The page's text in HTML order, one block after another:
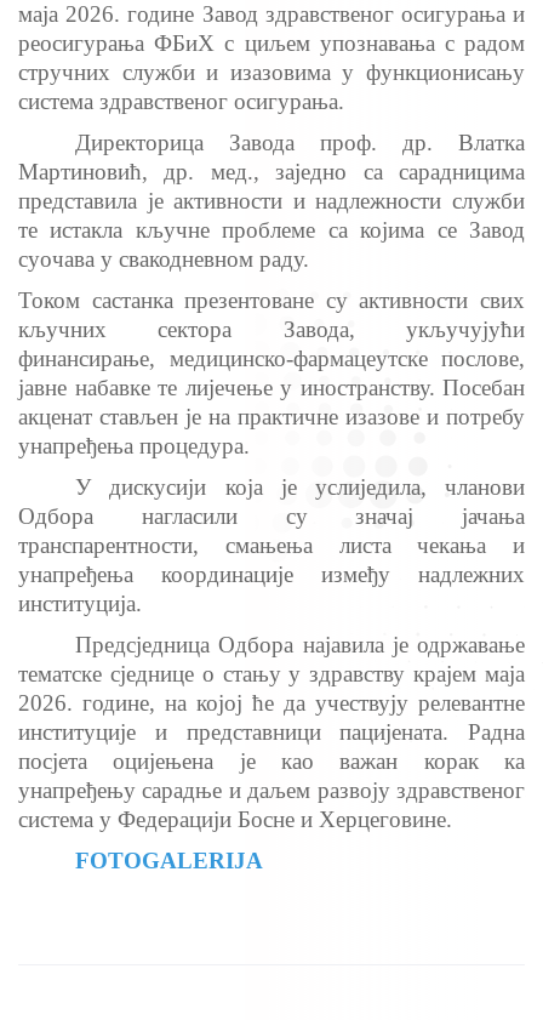
маја 2026. године Завод здравственог осигурања и
реосигурања ФБиХ с циљем упознавања с радом
стручних служби и изазовима у функционисању
система здравственог осигурања.
Директорица Завода проф. др. Влатка
Мартиновић, др. мед., заједно са сарадницима
представила је активности и надлежности служби
те истакла кључне проблеме са којима се Завод
суочава у свакодневном раду.
Током састанка презентoване су активности свих
кључних сектора Завода, укључујући
финансирање, медицинско-фармацеутске послове,
јавне набавке те лијечење у иностранству. Посебан
акценат стављен је на практичне изазове и потребу
унапређења процедура.
У дискусији која је услиједила, чланови
Одбора нагласили су значај јачања
транспарентности, смањења листа чекања и
унапређења координације између надлежних
институција.
Предсједница Одбора најавила је одржавање
тематске сједнице о стању у здравству крајем маја
2026. године, на којој ће дa учествуjу релевантне
институције и представници пацијената. Радна
посјета оцијењена је као важан корак ка
унапређењу сарадње и даљем развоју здравственог
система у Федерацији Босне и Херцеговине.
FOTOGALERIJA